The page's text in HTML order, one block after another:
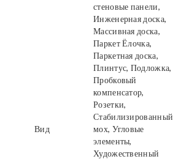
Вид
стеновые панели,
Инженерная доска,
Массивная доска,
Паркет Ёлочка,
Паркетная доска,
Плинтус, Подложка,
Пробковый
компенсатор,
Розетки,
Стабилизированный
мох, Угловые
элементы,
Художественный